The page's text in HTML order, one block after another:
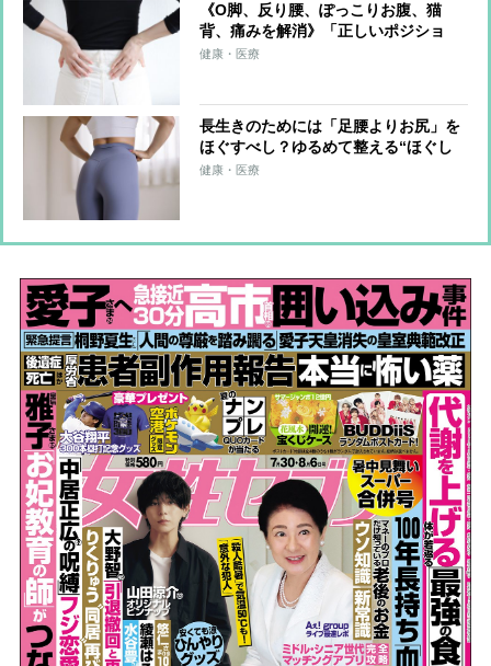
《O脚、反り腰、ぽっこりお腹、猫
背、痛みを解消》「正しいポジショ
ン」を意識するだけゆがみをゼロにす
健康・医療
長生きのためには「足腰よりお尻」を
ほぐすべし？ゆるめて整える“ほぐし
術”を8万人以上の体を整えた専門家が
健康・医療